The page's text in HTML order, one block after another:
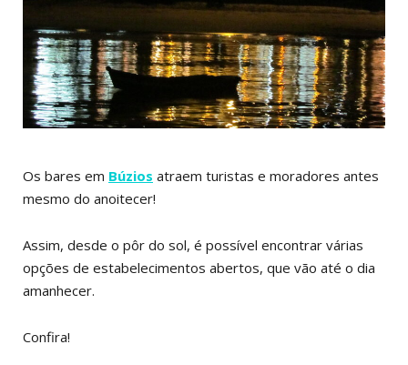
Os bares em Búzios atraem turistas e moradores antes
mesmo do anoitecer!
Assim, desde o pôr do sol, é possível encontrar várias
opções de estabelecimentos abertos, que vão até o dia
amanhecer.
Confira!